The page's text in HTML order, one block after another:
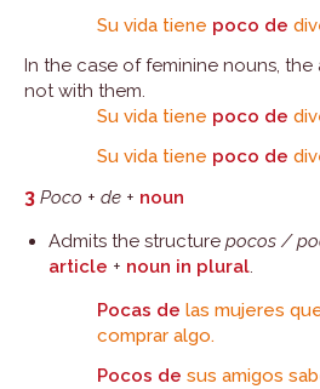
Su vida tiene poco de
In the case of feminine nouns,
not with them.
Su vida tiene poco de
Su vida tiene poco de
3 Poco + de + noun
Admits the structure pocos /
article + noun in plural.
Pocas de las mujeres
comprar algo.
Pocos de sus amigos